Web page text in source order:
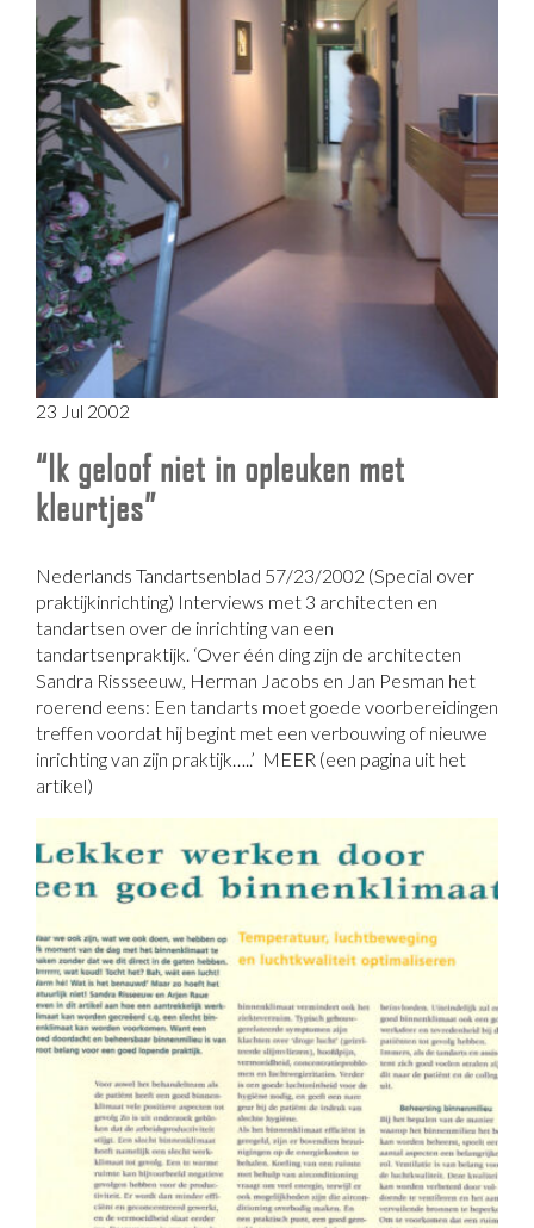
23 Jul 2002
“Ik geloof niet in opleuken met
kleurtjes”
Nederlands Tandartsenblad 57/23/2002 (Special over
praktijkinrichting) Interviews met 3 architecten en
tandartsen over de inrichting van een
tandartsenpraktijk. ‘Over één ding zijn de architecten
Sandra Rissseeuw, Herman Jacobs en Jan Pesman het
roerend eens: Een tandarts moet goede voorbereidingen
treffen voordat hij begint met een verbouwing of nieuwe
inrichting van zijn praktijk…..’ MEER (een pagina uit het
artikel)